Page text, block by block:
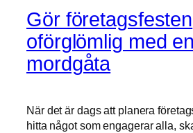
Gör företagsfesten
oförglömlig med
mordgåta
När det är dags att planera
hitta något som engagerar alla,